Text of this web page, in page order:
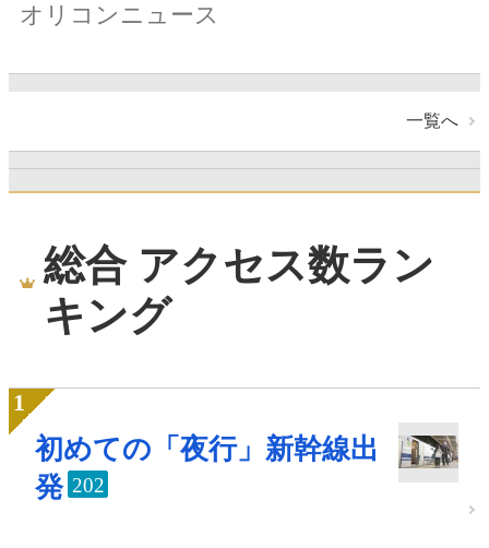
オリコンニュース
一覧へ
総合 アクセス数ラン
キング
初めての「夜行」新幹線出
発 202